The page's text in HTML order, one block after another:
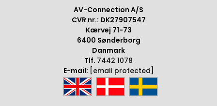
AV-Connection A/S
CVR nr.: DK27907547
Kærvej 71-73
6400 Sønderborg
Danmark
Tlf. 7442 1078
E-mail: [email protected]